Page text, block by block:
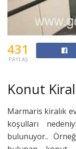
431
PAYLAŞ
Konut
Marmaris kiralık
koşulları
bulunuyor..